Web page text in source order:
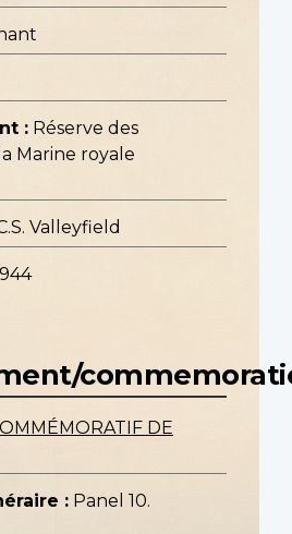
: Réserve des
Marine royale
Valleyfield
DE
: Panel 10.